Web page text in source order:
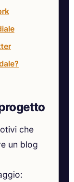
che
un blog